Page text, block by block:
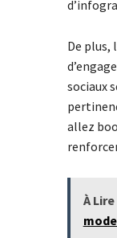
De plus,
sociaux
allez
À Lire